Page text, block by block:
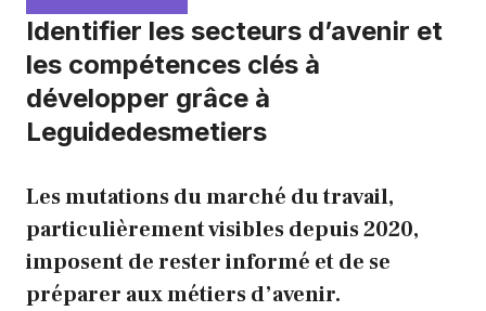
Identifier les secteurs d’avenir et
les compétences clés à
développer grâce à
Leguidedesmetiers
Les mutations du marché du travail,
particulièrement visibles depuis 2020,
imposent de rester informé et de se
préparer aux métiers d’avenir.